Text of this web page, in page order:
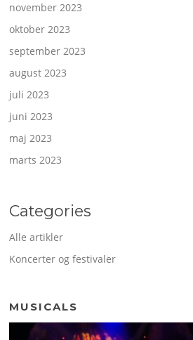
november 2023
oktober 2023
september 2023
august 2023
juli 2023
juni 2023
maj 2023
marts 2023
Categories
Alle artikler
Koncerter og festivaler
MUSICALS